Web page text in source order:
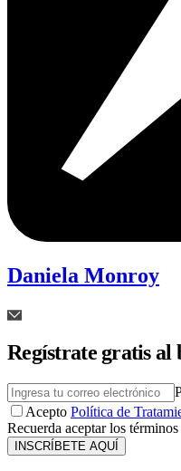
Daniela Monroy
Regístrate gratis al
Acepto Política de
Recuerda aceptar los
INSCRÍBETE AQUÍ